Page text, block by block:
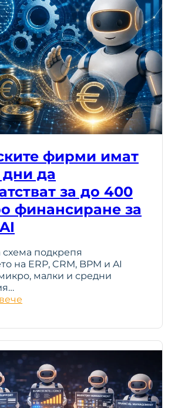
фирми имат
да
за до 400
финансиране за
подкрепя
на ERP, CRM, BPM и AI
малки и средни